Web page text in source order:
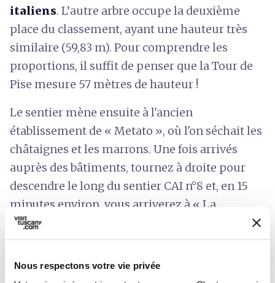
Nous respectons votre vie privée
italiens. L’autre arbre occupe la deuxième
place du classement, ayant une hauteur très
similaire (59,83 m). Pour comprendre les
proportions, il suffit de penser que la Tour de
Pise mesure 57 mètres de hauteur !
Le sentier mène ensuite à l'ancien
établissement de « Metato », où l'on séchait les
châtaignes et les marrons. Une fois arrivés
auprès des bâtiments, tournez à droite pour
descendre le long du sentier CAI n°8 et, en 15
minutes environ, vous arriverez à « La
Casetta ». Après avoir dépassé le bâtiment,
tournez à nouveau à droite et rejoignez la route
goudronnée qui vous ramènera au point de
départ.